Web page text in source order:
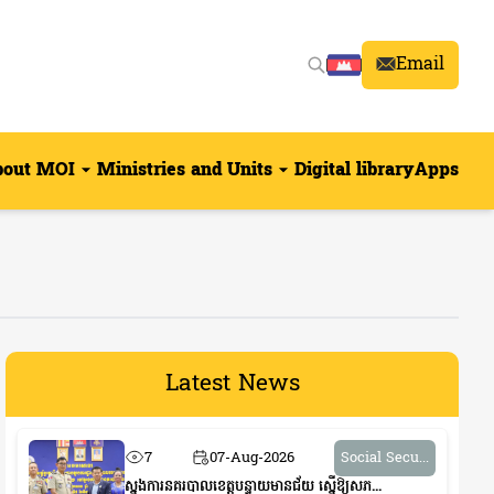
Email
MOI Ministries and Units Digital libraryApps
Latest News
7 07-Aug-2026
Social Secu...
ស្នងការនគរបាលខេត្តបន្ទាយមានជ័យ ស្នើឱ្យសភ...